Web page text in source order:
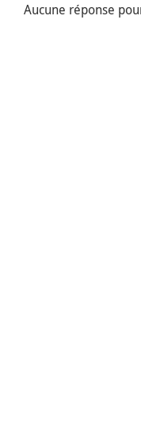
Aucune réponse